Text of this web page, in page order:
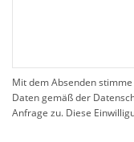
Mit dem Absenden
Daten gemäß der
Anfrage zu. Diese